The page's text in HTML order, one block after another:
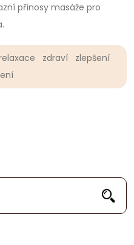
přínosy masáže pro
zdraví
zlepšení